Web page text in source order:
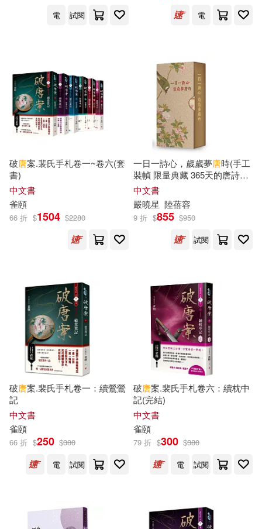
佚名(18)
劉學鍇(18)
施蟄存(18) 本書編寫組(18)
萬承大智(18)
（瑞典）塞爾瑪·拉格洛夫(18)
（瑞典）拉格洛夫(18)
（美）維吉爾·莫里斯·希利爾(18)
（英）貝爾·格里爾斯(18)
(清)蘅塘退士(17)
上海唐碼城邦咨詢有限公司北京分
公司編著(17)
上海淘米網絡科技有限公司編著(1
劉瑛(17) 北溟玉(17)
民族出版社(100)
廣東人民出版社(99)
新世界出版社(99)
上海書畫出版社(97)
EuroArts(96)
SECRET MUSIC(95)
中國鐵道出版社(95)
黃山書社(95)
北京師範大學出版社(93)
三采(92)
上海交通大學出版社(92)
電 試閱
電
破唐案.裴氏手札卷一~卷六(套
書)
中文書
雀頤
66 折 $1504 $2280
一日一詩心，歲歲夢唐時(手工
裝幀 限量典藏 365天的唐詩日
曆)
中文書
嚴曉星 陸蓓容
9 折 $855 $950
試閱
破唐案.裴氏手札卷一：續鶯鶯
記
中文書
雀頤
66 折 $250 $380
電
試閱
破唐案.裴氏手札卷六：續枕中
記(完結)
中文書
雀頤
79 折 $300 $380
電
試閱